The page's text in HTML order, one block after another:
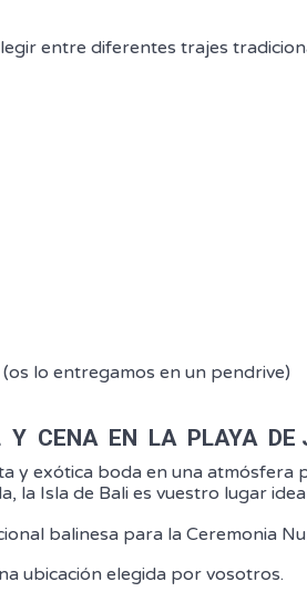
entre diferentes trajes
lo entregamos en un pendrive)
CENA EN LA PLAYA DE
y exótica boda en una atmósfera
la Isla de Bali es vuestro lugar
balinesa para la Ceremonia
ubicación elegida por vosotros.